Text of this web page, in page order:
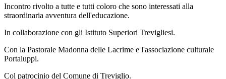
Incontro rivolto a tutte e tutti coloro che sono interessati alla
straordinaria avventura dell'educazione.
In collaborazione con gli Istituto Superiori Trevigliesi.
Con la Pastorale Madonna delle Lacrime e l'associazione culturale
Portaluppi.
Col patrocinio del Comune di Treviglio.